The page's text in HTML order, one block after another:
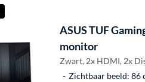
ASUSTUF
monitor
Zwart, 2x HDMI, 2x
Zichtbaar beeld: 86